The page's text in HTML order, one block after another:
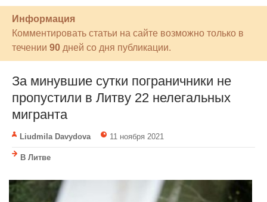
Информация
Комментировать статьи на сайте возможно только в
течении 90 дней со дня публикации.
За минувшие сутки пограничники не
пропустили в Литву 22 нелегальных
мигранта
Liudmila Davydova 11 ноября 2021
В Литве